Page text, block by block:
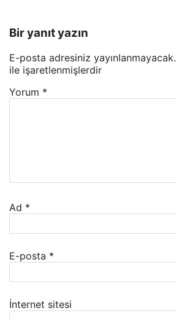
Bir yanıt yazın
E-posta adresiniz yayınlanmayacak.
ile işaretlenmişlerdir
Yorum *
Ad *
E-posta *
İnternet sitesi